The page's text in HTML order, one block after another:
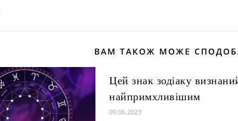
ВАМ ТАКОЖ МОЖЕ
Цей знак зодіаку
найпримхливішим
09.06.2023